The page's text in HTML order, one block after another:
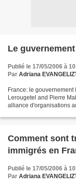
Le
Publié le 17/05/2006 à
Par Adriana
France: le
Lerougetel and Pierre
alliance d'organisations
Comment sont
immigrés en
Publié le 17/05/2006 à
Par Adriana